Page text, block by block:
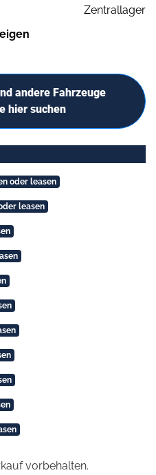
Zentrallager
andere Fahrzeuge
hier suchen
oder leasen
leasen
vorbehalten.